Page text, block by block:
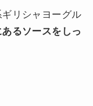
リシャヨーグル
あるソースをしっ